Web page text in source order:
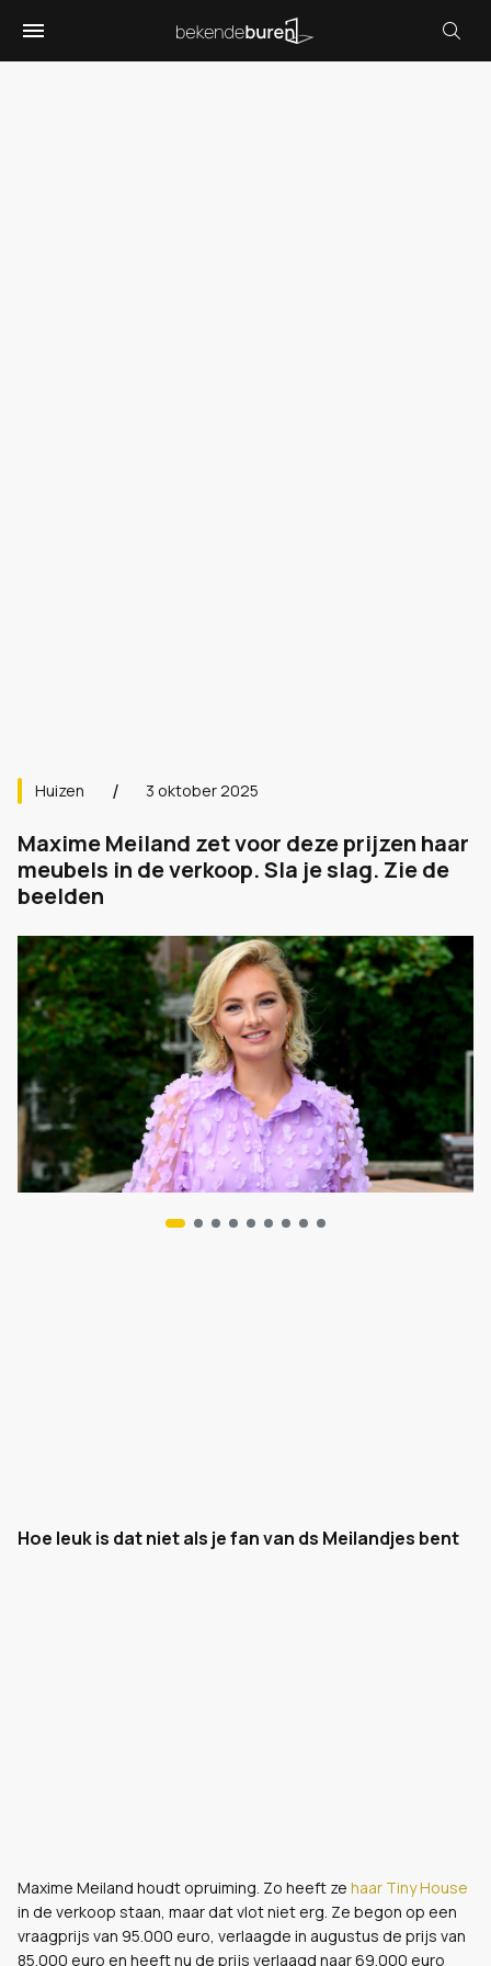
Huizen 3 oktober 2025
Maxime Meiland zet voor deze prijzen haar
meubels in de verkoop. Sla je slag. Zie de
beelden
Hoe leuk is dat niet als je fan van ds Meilandjes bent
Maxime Meiland houdt opruiming. Zo heeft ze haar Tiny House
in de verkoop staan, maar dat vlot niet erg. Ze begon op een
vraagprijs van 95.000 euro, verlaagde in augustus de prijs van
85.000 euro en heeft nu de prijs verlaagd naar 69.000 euro